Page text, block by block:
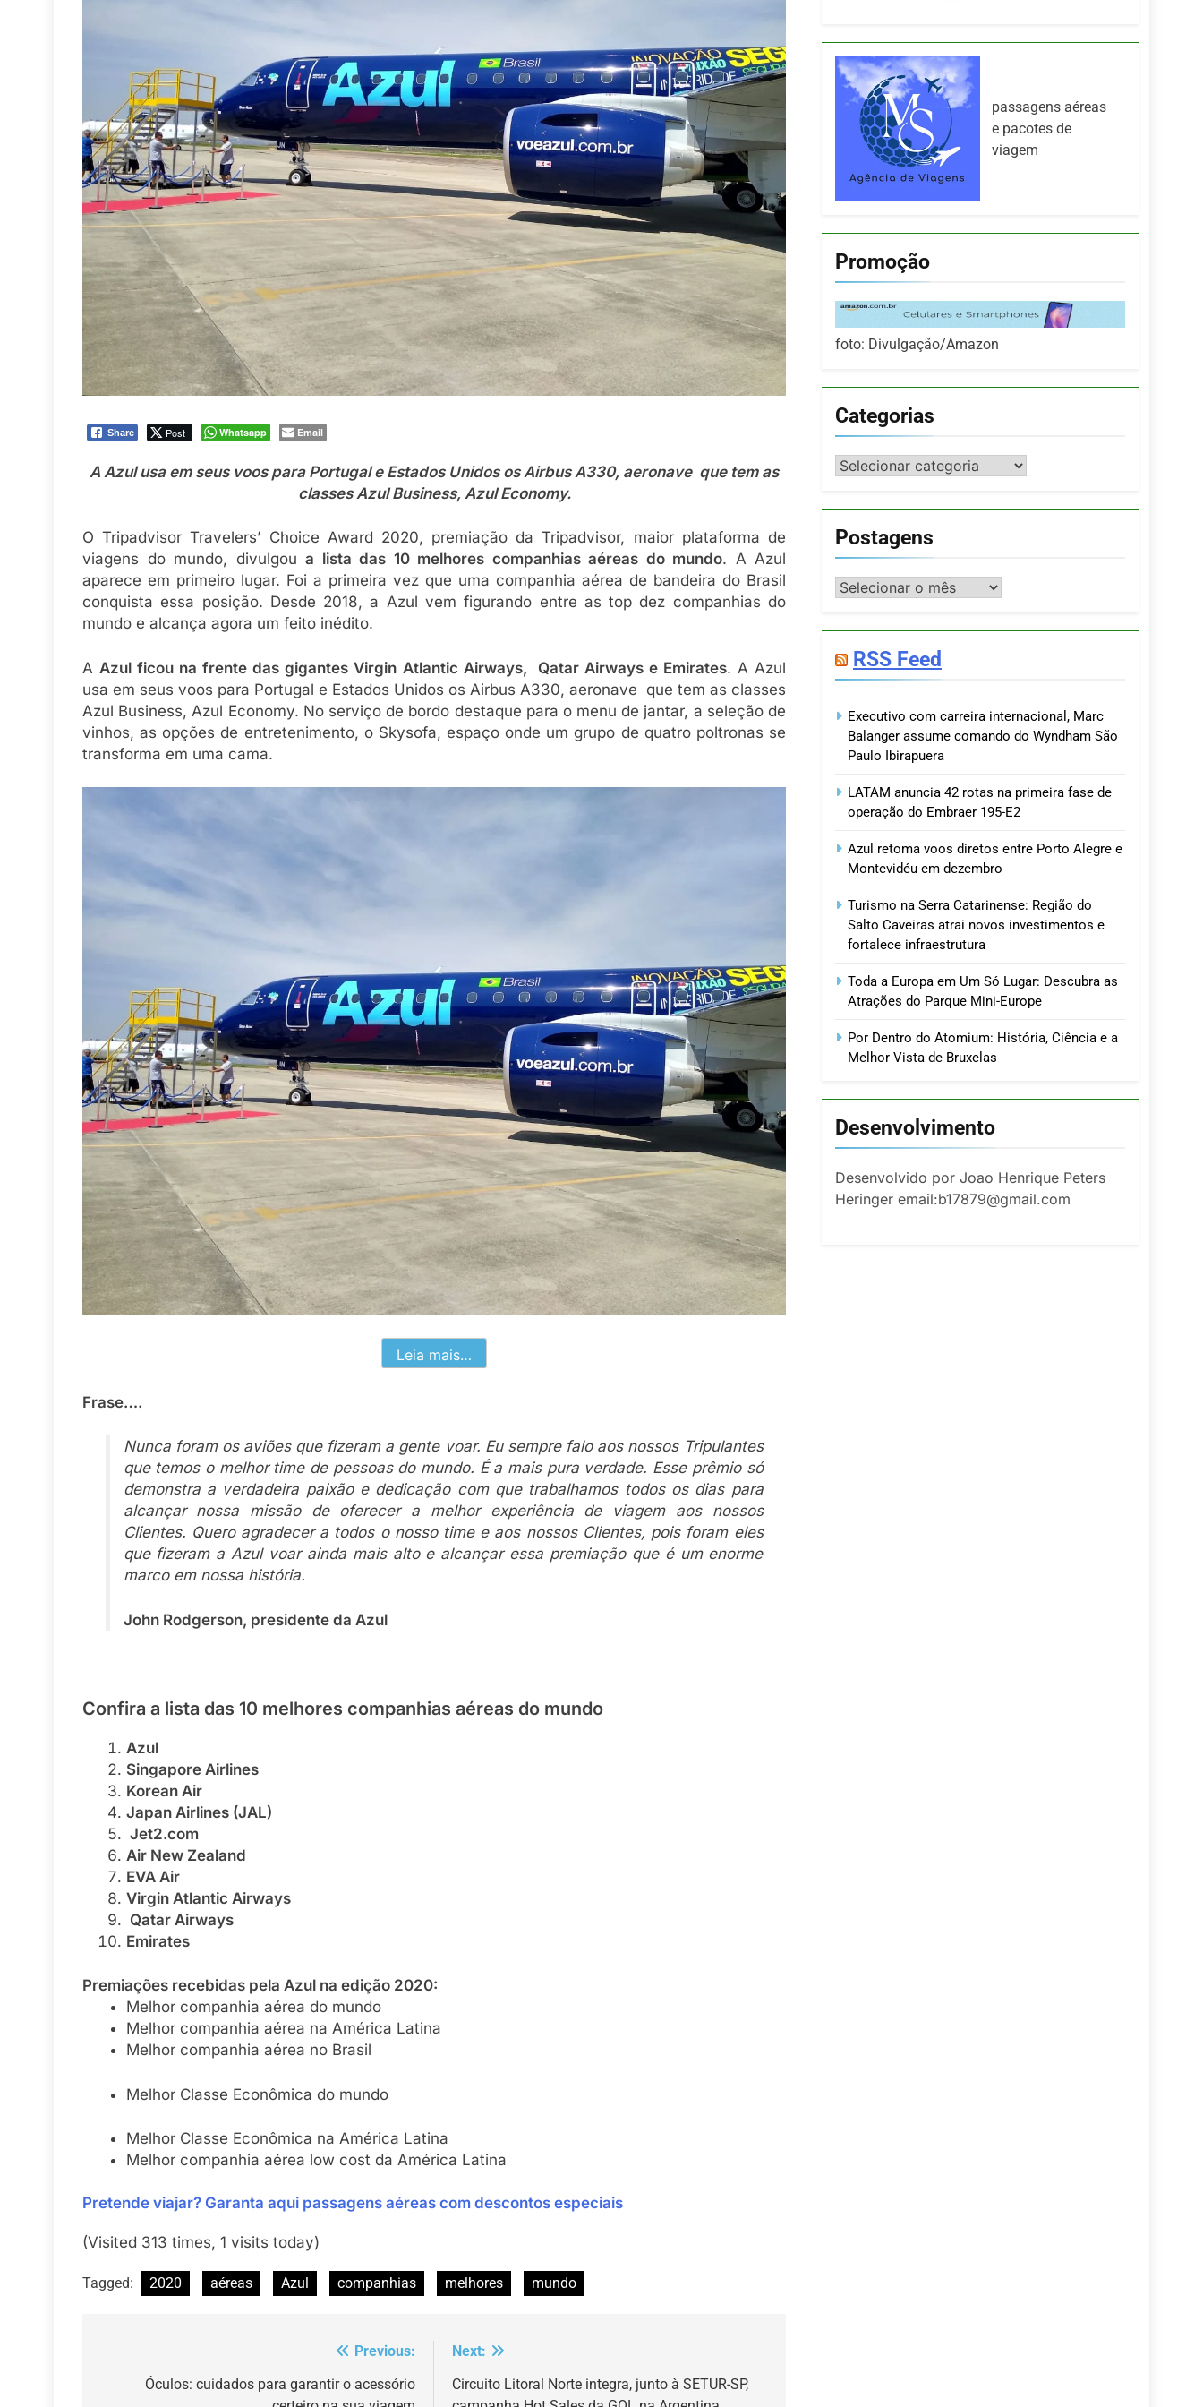
Share Post Whatsapp Email
A Azul usa em seus voos para Portugal e Estados Unidos os Airbus A330, aeronave que tem as
classes Azul Business, Azul Economy.
O Tripadvisor Travelers’ Choice Award 2020, premiação da Tripadvisor, maior plataforma de
viagens do mundo, divulgou a lista das 10 melhores companhias aéreas do mundo. A Azul
aparece em primeiro lugar. Foi a primeira vez que uma companhia aérea de bandeira do Brasil
conquista essa posição. Desde 2018, a Azul vem figurando entre as top dez companhias do
mundo e alcança agora um feito inédito.
A Azul ficou na frente das gigantes Virgin Atlantic Airways, Qatar Airways e Emirates. A Azul
usa em seus voos para Portugal e Estados Unidos os Airbus A330, aeronave que tem as classes
Azul Business, Azul Economy. No serviço de bordo destaque para o menu de jantar, a seleção de
vinhos, as opções de entretenimento, o Skysofa, espaço onde um grupo de quatro poltronas se
transforma em uma cama.
Leia mais…
Frase….
Nunca foram os aviões que fizeram a gente voar. Eu sempre falo aos nossos Tripulantes
que temos o melhor time de pessoas do mundo. É a mais pura verdade. Esse prêmio só
demonstra a verdadeira paixão e dedicação com que trabalhamos todos os dias para
alcançar nossa missão de oferecer a melhor experiência de viagem aos nossos
Clientes. Quero agradecer a todos o nosso time e aos nossos Clientes, pois foram eles
que fizeram a Azul voar ainda mais alto e alcançar essa premiação que é um enorme
marco em nossa história.
John Rodgerson, presidente da Azul
Confira a lista das 10 melhores companhias aéreas do mundo
Azul
Singapore Airlines
Korean Air
Japan Airlines (JAL)
Jet2.com
Air New Zealand
EVA Air
Virgin Atlantic Airways
Qatar Airways
Emirates
Premiações recebidas pela Azul na edição 2020:
Melhor companhia aérea do mundo
Melhor companhia aérea na América Latina
Melhor companhia aérea no Brasil
Melhor Classe Econômica do mundo
Melhor Classe Econômica na América Latina
Melhor companhia aérea low cost da América Latina
Pretende viajar? Garanta aqui passagens aéreas com descontos especiais
(Visited 313 times, 1 visits today)
Tagged: 2020 aéreas Azul companhias melhores mundo
Previous:
Óculos: cuidados para garantir o acessório
Next:
Circuito Litoral Norte integra, junto à SETUR-SP,
passagens aéreas
e pacotes de
viagem
Promoção
foto: Divulgação/Amazon
Categorias
Categorias
Postagens
Postagens
RSS Feed
Executivo com carreira internacional, Marc
Balanger assume comando do Wyndham São
Paulo Ibirapuera
LATAM anuncia 42 rotas na primeira fase de
operação do Embraer 195-E2
Azul retoma voos diretos entre Porto Alegre e
Montevidéu em dezembro
Turismo na Serra Catarinense: Região do
Salto Caveiras atrai novos investimentos e
fortalece infraestrutura
Toda a Europa em Um Só Lugar: Descubra as
Atrações do Parque Mini-Europe
Por Dentro do Atomium: História, Ciência e a
Melhor Vista de Bruxelas
Desenvolvimento
Desenvolvido por Joao Henrique Peters
Heringer email:b17879@gmail.com